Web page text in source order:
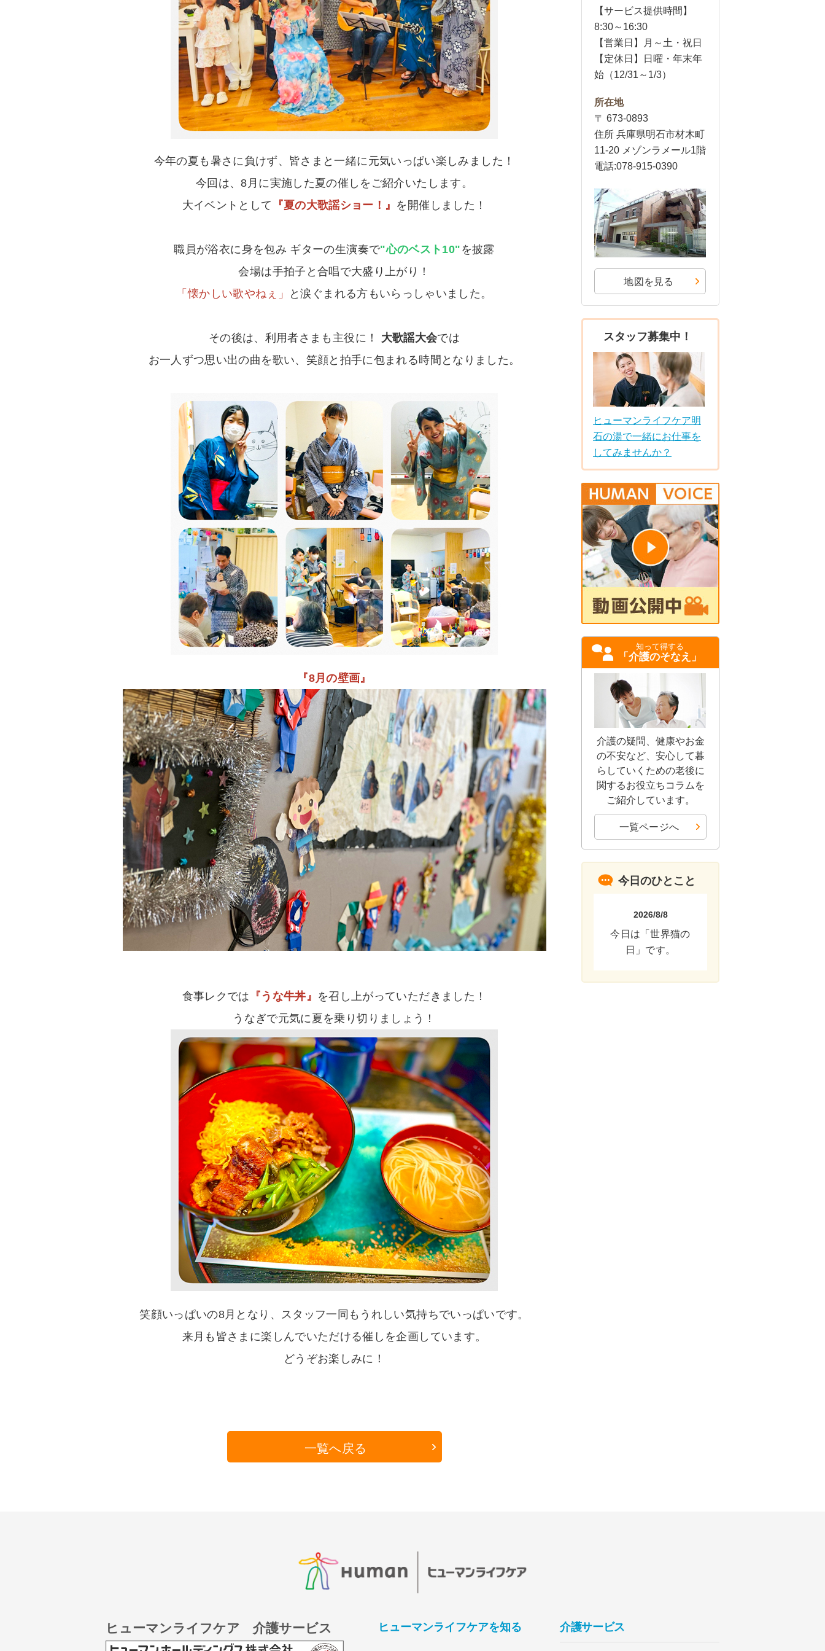
今年の夏も暑さに負けず、皆さまと一緒に元気いっぱい楽しみました！
今回は、8月に実施した夏の催しをご紹介いたします。
大イベントとして
『夏の大歌謡ショー！』 を開催しました！
職員が浴衣に身を包み ギターの生演奏で"心のベスト10" を披露
会場は手拍子と合唱で大盛り上がり！
「懐かしい歌やねぇ」
と涙ぐまれる方もいらっしゃいました。
その後は、利用者さまも主役に！ 大歌謡大会では
お一人ずつ思い出の曲を歌い、笑顔と拍手に包まれる時間となりました。
『8月の壁画』
食事レクでは 『うな牛丼』 を召し上がっていただきました！
うなぎで元気に夏を乗り切りましょう！
笑顔いっぱいの8月となり、スタッフ一同もうれしい気持ちでいっぱいです。
来月も皆さまに楽しんでいただける催しを企画しています。
どうぞお楽しみに！
一覧へ戻る
【サービス提供時間】
8:30～16:30
【営業日】月～土・祝日
【定休日】日曜・年末年
始（12/31～1/3）
所在地
〒 673-0893
住所 兵庫県明石市材木町
11-20 メゾンラメール1階
電話:078-915-0390
地図を見る
スタッフ募集中！
ヒューマンライフケア明
石の湯で一緒にお仕事を
してみませんか？
知って得する
「介護のそなえ」
介護の疑問、健康やお金
の不安など、安心して暮
らしていくための老後に
関するお役立ちコラムを
ご紹介しています。
一覧ページへ
今日のひとこと
2026/8/8
今日は「世界猫の
日」です。
ヒューマンライフケア 介護サービス ヒューマンライフケアを知る 介護サービス